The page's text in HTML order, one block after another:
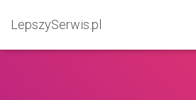
LepszySerwis.pl